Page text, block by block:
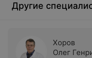
Другие
Хоров
Олег